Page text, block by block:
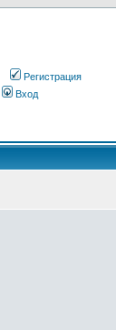
Регистрация
Вход